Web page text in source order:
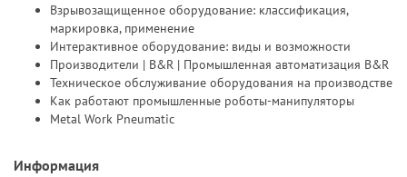
Взрывозащищенное оборудование: классификация,
маркировка, применение
Интерактивное оборудование: виды и возможности
Производители | B&R | Промышленная автоматизация B&R
Техническое обслуживание оборудования на производстве
Как работают промышленные роботы-манипуляторы
Metal Work Pneumatic
Информация